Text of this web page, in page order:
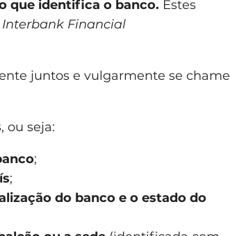
que identifica o banco. Estes
Financial
juntos e vulgarmente se chame
, ou seja:
;
;
do banco e o estado do